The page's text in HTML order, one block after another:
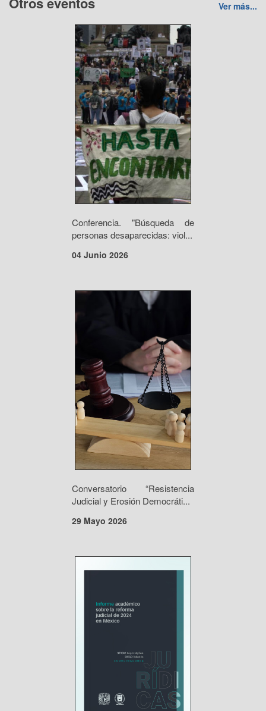
Ver más...
Conferencia. "Búsqueda de
personas desaparecidas: viol...
04 Junio 2026
Conversatorio “Resistencia
Judicial y Erosión Democráti...
29 Mayo 2026